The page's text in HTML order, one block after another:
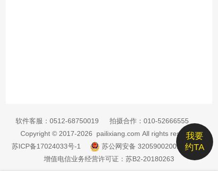
我要
约TA
软件客服： 0512-68750019 拍摄合作： 010-52666555
Copyright © 2017-2026 pailixiang.com All rights reserved
苏ICP备17024033号-1
苏公网安备 32059002002885号
增值电信业务经营许可证：苏B2-20180263